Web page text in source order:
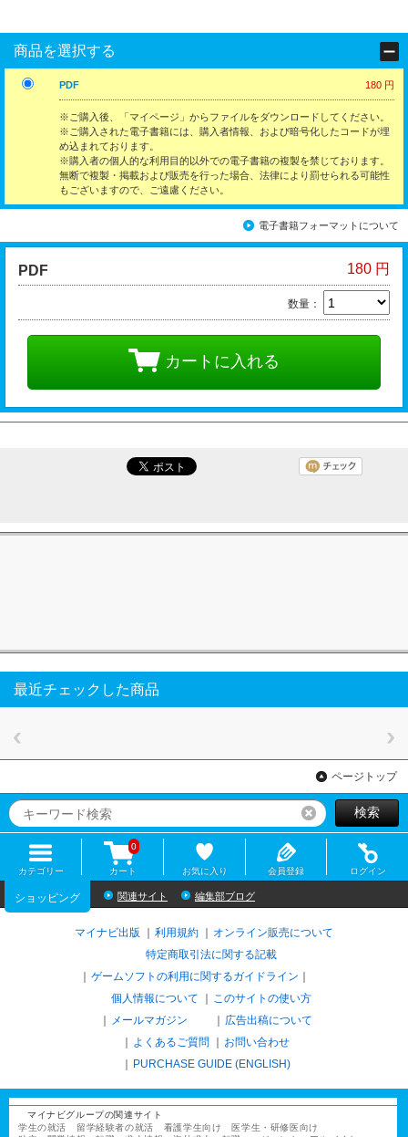
商品を選択する
PDF 180 円
※ご購入後、「マイページ」からファイルをダウンロードしてください。
※ご購入された電子書籍には、購入者情報、および暗号化したコードが埋
め込まれております。
※購入者の個人的な利用目的以外での電子書籍の複製を禁じております。
無断で複製・掲載および販売を行った場合、法律により罰せられる可能性
もございますので、ご遠慮ください。
電子書籍フォーマットについて
PDF 180 円
数量：
カートに入れる
最近チェックした商品
ページトップ
リセット検索
カテゴリー カート
0
お気に入り 会員登録 ログイン
ショッピング 関連サイト 編集部ブログ
マイナビ出版 利用規約
オンライン販売について
特定商取引法に関する記載
ゲームソフトの利用に関するガイドライン
個人情報について
このサイトの使い方
メールマガジン
広告出稿について
よくあるご質問
お問い合わせ
PURCHASE GUIDE (ENGLISH)
マイナビグループの関連サイト
学生の就活
留学経験者の就活 看護学生向け
医学生・研修医向け